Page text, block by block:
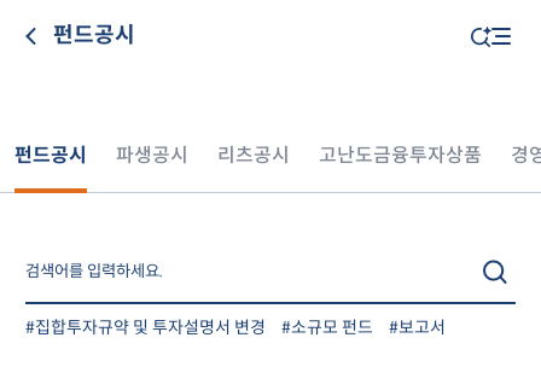
펀드공시
펀드공시 파생공시 리츠공시 고난도금융투자상품 경
#집합투자규약 및 투자설명서 변경 #소규모 펀드 #보고서